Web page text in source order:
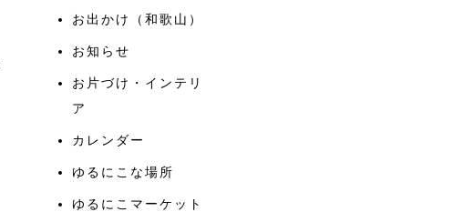
お出かけ（和歌山）
お知らせ
お片づけ・インテリ
ア
カレンダー
ゆるにこな場所
ゆるにこマーケット